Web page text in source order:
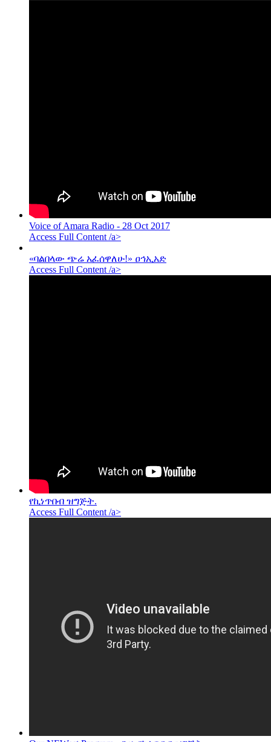
Voice of Amara Radio - 28 Oct 2017
Access Full Content /a>
«ባልበላው ጭሬ አፈሰዋለሁ!» ዐኅኢአድ
Access Full Content /a>
የኪነጥበብ ዝግጅት.
Access Full Content /a>